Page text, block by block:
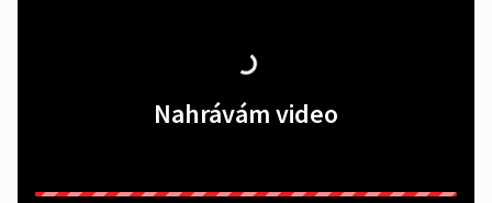
Nahrávám video